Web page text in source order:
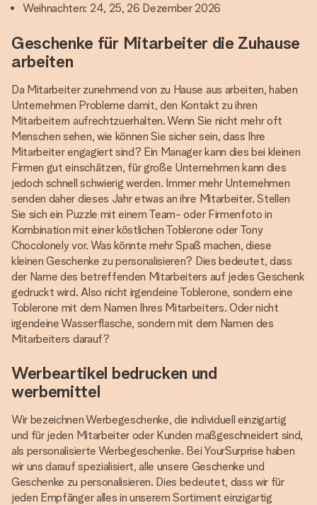
Weihnachten: 24, 25, 26 Dezember 2026
Geschenke für Mitarbeiter die Zuhause
arbeiten
Da Mitarbeiter zunehmend von zu Hause aus arbeiten, haben
Unternehmen Probleme damit, den Kontakt zu ihren
Mitarbeitern aufrechtzuerhalten. Wenn Sie nicht mehr oft
Menschen sehen, wie können Sie sicher sein, dass Ihre
Mitarbeiter engagiert sind? Ein Manager kann dies bei kleinen
Firmen gut einschätzen, für große Unternehmen kann dies
jedoch schnell schwierig werden. Immer mehr Unternehmen
senden daher dieses Jahr etwas an ihre Mitarbeiter. Stellen
Sie sich ein Puzzle mit einem Team- oder Firmenfoto in
Kombination mit einer köstlichen Toblerone oder Tony
Chocolonely vor. Was könnte mehr Spaß machen, diese
kleinen Geschenke zu personalisieren? Dies bedeutet, dass
der Name des betreffenden Mitarbeiters auf jedes Geschenk
gedruckt wird. Also nicht irgendeine Toblerone, sondern eine
Toblerone mit dem Namen Ihres Mitarbeiters. Oder nicht
irgendeine Wasserflasche, sondern mit dem Namen des
Mitarbeiters darauf?
Werbeartikel bedrucken und
werbemittel
Wir bezeichnen Werbegeschenke, die individuell einzigartig
und für jeden Mitarbeiter oder Kunden maßgeschneidert sind,
als personalisierte Werbegeschenke. Bei YourSurprise haben
wir uns darauf spezialisiert, alle unsere Geschenke und
Geschenke zu personalisieren. Dies bedeutet, dass wir für
jeden Empfänger alles in unserem Sortiment einzigartig